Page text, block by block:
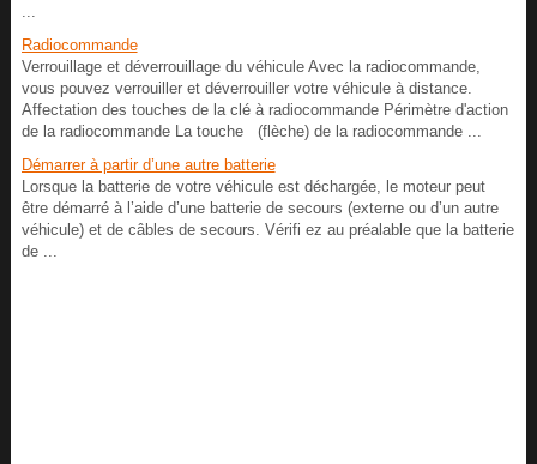
Radiocommande
Verrouillage et déverrouillage du véhicule Avec la radiocommande,
vous pouvez verrouiller et déverrouiller votre véhicule à distance.
Affectation des touches de la clé à radiocommande Périmètre d'action
de la radiocommande La touche (flèche) de la radiocommande ...
Démarrer à partir d’une autre batterie
Lorsque la batterie de votre véhicule est déchargée, le moteur peut
être démarré à l’aide d’une batterie de secours (externe ou d’un autre
véhicule) et de câbles de secours. Vérifi ez au préalable que la batterie
de ...